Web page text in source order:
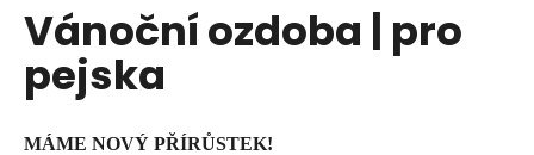
produktu
je
5
hvězdiček.
Vánoční ozdoba | pro
pejska
MÁME NOVÝ PŘÍRŮSTEK!